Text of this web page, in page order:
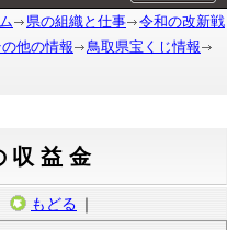
県の組織と仕事
令和の改新戦
の他の情報
鳥取県宝くじ情報
収益金
もどる ｜